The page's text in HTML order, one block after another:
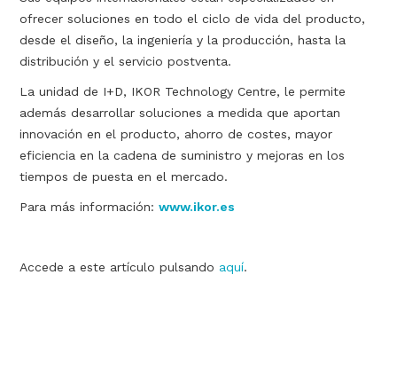
ofrecer soluciones en todo el ciclo de vida del producto,
desde el diseño, la ingeniería y la producción, hasta la
distribución y el servicio postventa.
La unidad de I+D, IKOR Technology Centre, le permite
además desarrollar soluciones a medida que aportan
innovación en el producto, ahorro de costes, mayor
eficiencia en la cadena de suministro y mejoras en los
tiempos de puesta en el mercado.
Para más información:www.ikor.es
Accede a este artículo pulsando aquí.